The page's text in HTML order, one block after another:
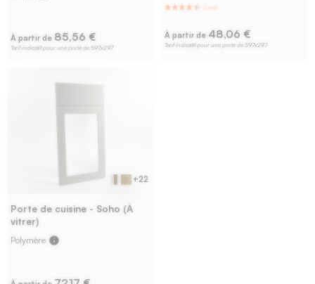
À partir de 85,56 €
Tarif indicatif pour une porte de 597x297
À partir de 48,06 €
Tarif indicatif pour une porte de 597x297
Porte de cuisine - Soho (À
vitrer)
Polymère info
+22